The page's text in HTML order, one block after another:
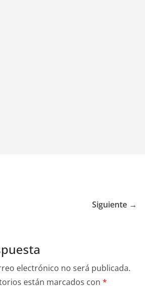
Siguiente →
electrónico no será publicada.
están marcados con *